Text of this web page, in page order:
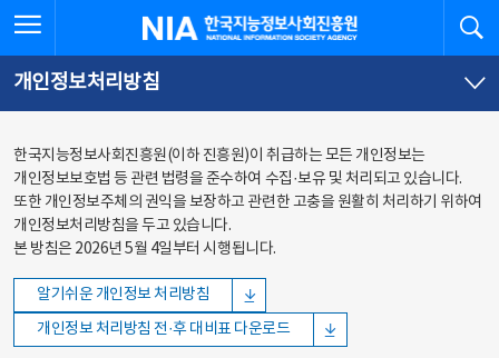
바로가기
바로가기
한국지능정보사회진흥원
개인정보처리방침
한국지능정보사회진흥원(이하 진흥원)이 취급하는 모든 개인정보는
개인정보보호법 등 관련 법령을 준수하여 수집·보유 및 처리되고 있습니다.
또한 개인정보주체의 권익을 보장하고 관련한 고충을 원활히 처리하기 위하여
개인정보처리방침을 두고 있습니다.
본 방침은 2026년 5월 4일부터 시행됩니다.
알기쉬운 개인정보 처리방침
개인정보 처리방침 전·후 대비표 다운로드